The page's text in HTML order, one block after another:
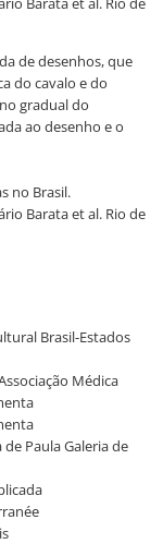
de desenhos, que
do cavalo e do
gradual do
ao desenho e o
no Brasil.
Barata et al. Rio de
Brasil-Estados
Médica
Paula Galeria de